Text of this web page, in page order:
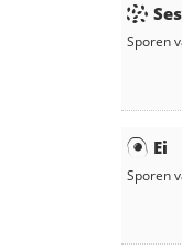
Sporen
Ei
Sporen